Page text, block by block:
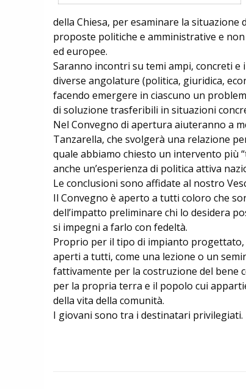
della Chiesa, per esaminare la
proposte politiche e amministrative e
ed europee.
Saranno incontri su temi ampi, concreti
diverse angolature (politica, giuridica,
facendo emergere in ciascuno un
di soluzione trasferibili in situazioni
Nel Convegno di apertura aiuteranno a
Tanzarella, che svolgerà una relazione
quale abbiamo chiesto un intervento più
anche un’esperienza di politica attiva
Le conclusioni sono affidate al nostro
Il Convegno è aperto a tutti coloro che
dell’impatto preliminare chi lo desidera
si impegni a farlo con fedeltà.
Proprio per il tipo di impianto
aperti a tutti, come una lezione o un
fattivamente per la costruzione del bene
per la propria terra e il popolo cui
della vita della comunità.
I giovani sono tra i destinatari privilegiati.